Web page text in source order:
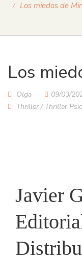
Los miedos de
Los
Olga 09/03/
Thriller/ Thriller
Javier